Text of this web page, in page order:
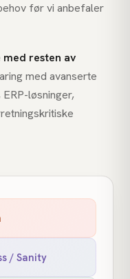
før vi anbefaler
med resten av
med avanserte
løsninger,
/ Sanity